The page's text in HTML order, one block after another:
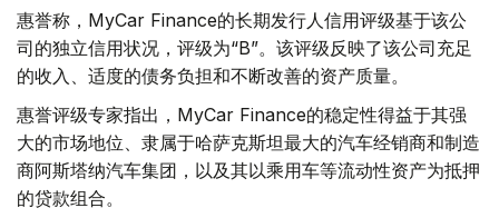
惠誉称，MyCar Finance的长期发行人信用评级基于该公
司的独立信用状况，评级为“B”。该评级反映了该公司充足
的收入、适度的债务负担和不断改善的资产质量。
惠誉评级专家指出，MyCar Finance的稳定性得益于其强
大的市场地位、隶属于哈萨克斯坦最大的汽车经销商和制造
商阿斯塔纳汽车集团，以及其以乘用车等流动性资产为抵押
的贷款组合。